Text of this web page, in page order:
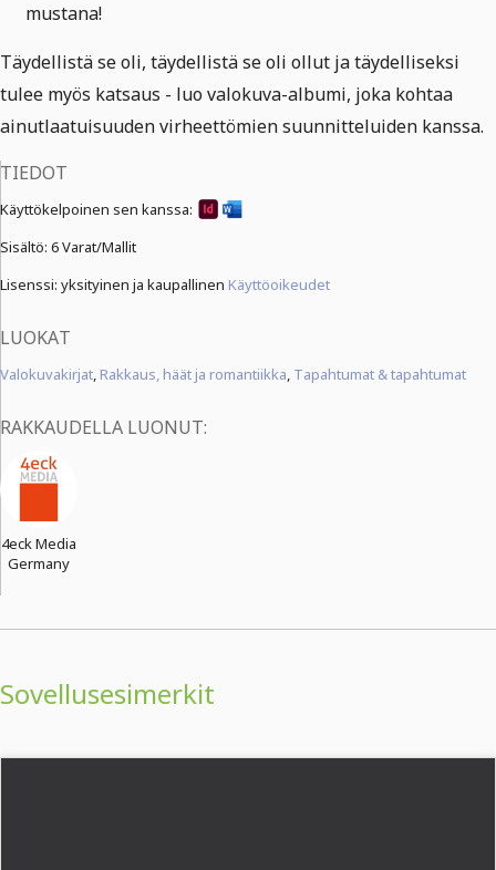
mustana!
Täydellistä se oli, täydellistä se oli ollut ja täydelliseksi
tulee myös katsaus - luo valokuva-albumi, joka kohtaa
ainutlaatuisuuden virheettömien suunnitteluiden kanssa.
TIEDOT
Käyttökelpoinen sen kanssa:
Sisältö: 6 Varat/Mallit
Lisenssi: yksityinen ja kaupallinen Käyttöoikeudet
LUOKAT
Valokuvakirjat, Rakkaus, häät ja romantiikka, Tapahtumat & tapahtumat
RAKKAUDELLA LUONUT:
4eck Media
Germany
Sovellusesimerkit